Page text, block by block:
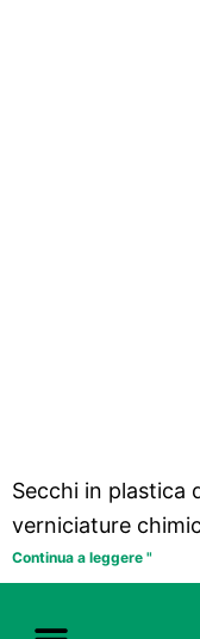
Secchi in plastica
verniciature
Continua a leggere "